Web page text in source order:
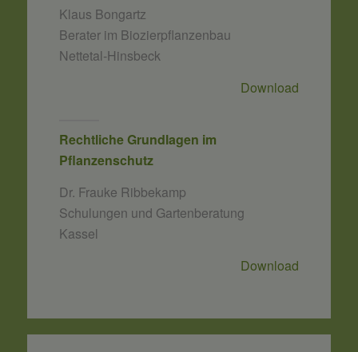
Klaus Bongartz
Berater im Biozierpflanzenbau
Nettetal-Hinsbeck
Download
Rechtliche Grundlagen im
Pflanzenschutz
Dr. Frauke Ribbekamp
Schulungen und Gartenberatung
Kassel
Download